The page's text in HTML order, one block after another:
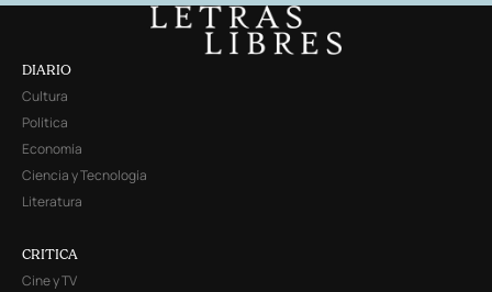
DIARIO
Cultura
Política
Economía
Ciencia y Tecnología
Literatura
CRITICA
Cine y TV